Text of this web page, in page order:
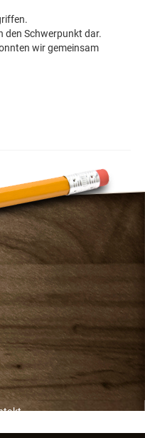
den Schwerpunkt dar.
wir gemeinsam